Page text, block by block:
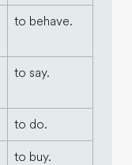
to behave.
to say.
to do.
to buy.